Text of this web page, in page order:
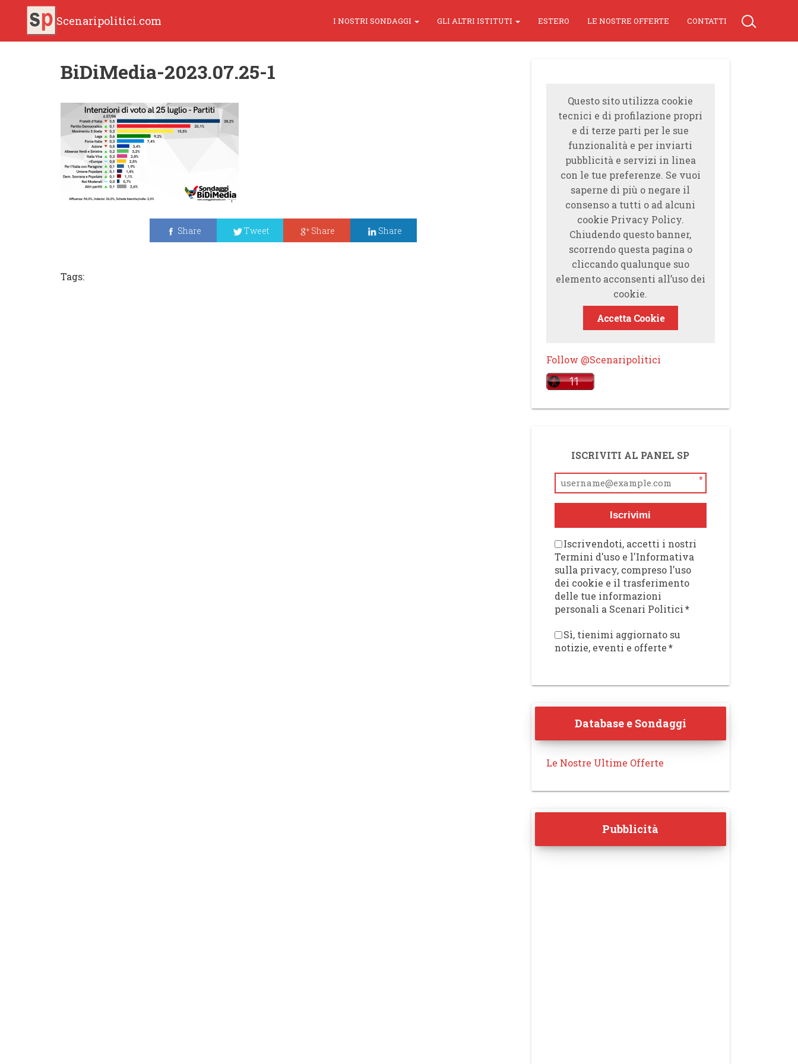
Scenaripolitici.com I NOSTRI SONDAGGI GLI ALTRI ISTITUTI ESTERO LE NOSTRE OFFERTE CONTATTI
BiDiMedia-2023.07.25-1
Share Tweet Share Share
Tags:
Questo sito utilizza cookie
tecnici e di profilazione propri
e di terze parti per le sue
funzionalità e per inviarti
pubblicità e servizi in linea
con le tue preferenze. Se vuoi
saperne di più o negare il
consenso a tutti o ad alcuni
cookie Privacy Policy.
Chiudendo questo banner,
scorrendo questa pagina o
cliccando qualunque suo
elemento acconsenti all’uso dei
cookie.
Accetta Cookie
Follow @Scenaripolitici
ISCRIVITI AL PANEL SP
*
Iscrivimi
Iscrivendoti, accetti i nostri
Termini d'uso e l'Informativa
sulla privacy, compreso l'uso
dei cookie e il trasferimento
delle tue informazioni
personali a Scenari Politici*
Sì, tienimi aggiornato su
notizie, eventi e offerte*
Database e Sondaggi
Le Nostre Ultime Offerte
Pubblicità